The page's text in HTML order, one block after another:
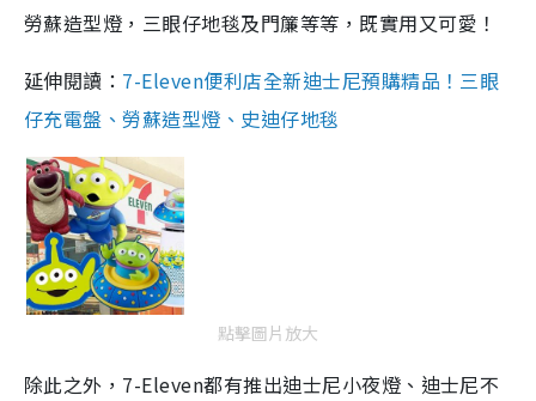
勞蘇造型燈，三眼仔地毯及門簾等等，既實用又可愛！
延伸閱讀： 7-Eleven便利店全新迪士尼預購精品！三眼
仔充電盤、勞蘇造型燈、史迪仔地毯
點擊圖片放大
除此之外，7-Eleven都有推出迪士尼小夜燈、迪士尼不